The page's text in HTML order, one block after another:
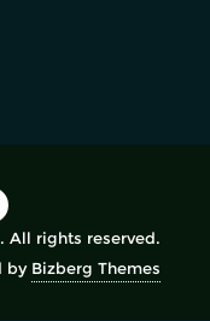
All rights reserved.
by Bizberg Themes